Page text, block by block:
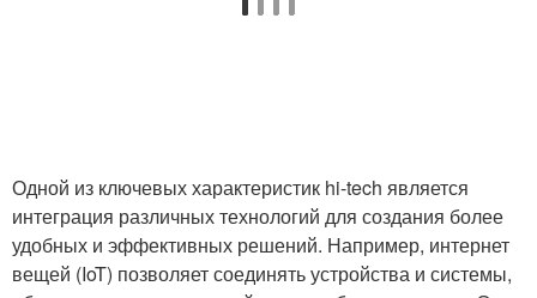
Одной из ключевых характеристик hi-tech является
интеграция различных технологий для создания более
удобных и эффективных решений. Например, интернет
вещей (IoT) позволяет соединять устройства и системы,